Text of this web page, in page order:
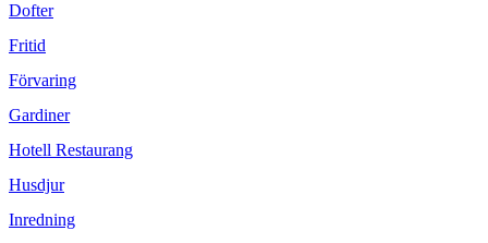
Dofter
Fritid
Förvaring
Gardiner
Hotell Restaurang
Husdjur
Inredning